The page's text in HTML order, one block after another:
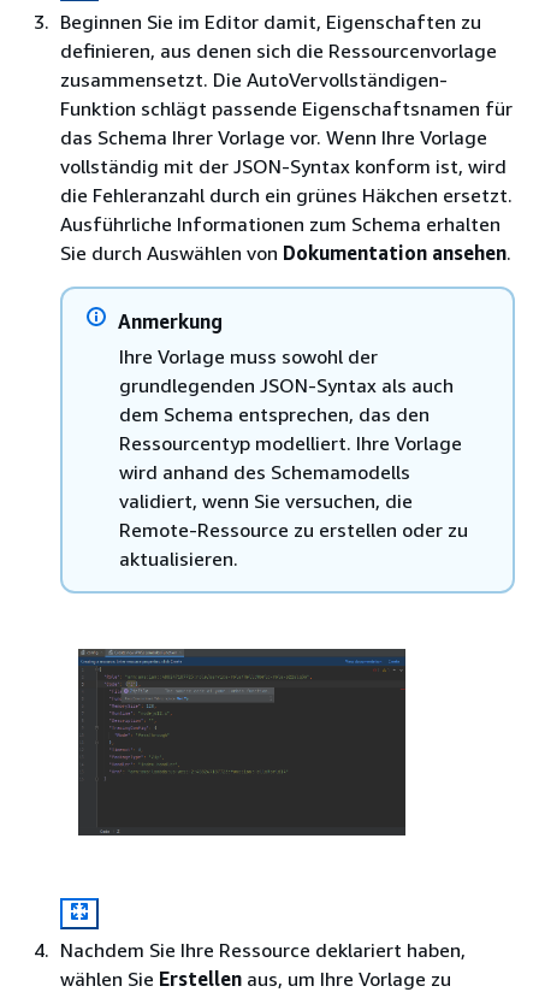
Beginnen Sie im Editor damit, Eigenschaften zu
definieren, aus denen sich die Ressourcenvorlage
zusammensetzt. Die AutoVervollständigen-
Funktion schlägt passende Eigenschaftsnamen für
das Schema Ihrer Vorlage vor. Wenn Ihre Vorlage
vollständig mit der JSON-Syntax konform ist, wird
die Fehleranzahl durch ein grünes Häkchen ersetzt.
Ausführliche Informationen zum Schema erhalten
Sie durch Auswählen von Dokumentation ansehen.
Anmerkung
Ihre Vorlage muss sowohl der
grundlegenden JSON-Syntax als auch
dem Schema entsprechen, das den
Ressourcentyp modelliert. Ihre Vorlage
wird anhand des Schemamodells
validiert, wenn Sie versuchen, die
Remote-Ressource zu erstellen oder zu
aktualisieren.
Nachdem Sie Ihre Ressource deklariert haben,
wählen Sie Erstellen aus, um Ihre Vorlage zu